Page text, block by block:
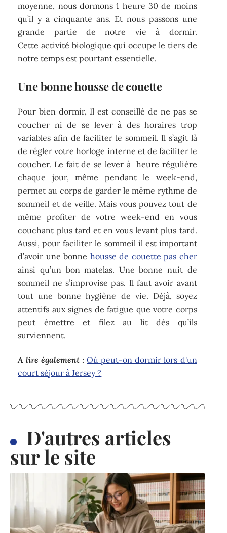
moyenne, nous dormons 1 heure 30 de moins
qu’il y a cinquante ans. Et nous passons une
grande partie de notre vie à dormir.
Cette activité biologique qui occupe le tiers de
notre temps est pourtant essentielle.
Une bonne housse de couette
Pour bien dormir, Il est conseillé de ne pas se
coucher ni de se lever à des horaires trop
variables afin de faciliter le sommeil. Il s’agit là
de régler votre horloge interne et de faciliter le
coucher. Le fait de se lever à heure régulière
chaque jour, même pendant le week-end,
permet au corps de garder le même rythme de
sommeil et de veille. Mais vous pouvez tout de
même profiter de votre week-end en vous
couchant plus tard et en vous levant plus tard.
Aussi, pour faciliter le sommeil il est important
d’avoir une bonne housse de couette pas cher
ainsi qu’un bon matelas. Une bonne nuit de
sommeil ne s’improvise pas. Il faut avoir avant
tout une bonne hygiène de vie. Déjà, soyez
attentifs aux signes de fatigue que votre corps
peut émettre et filez au lit dès qu’ils
surviennent.
A lire également : Où peut-on dormir lors d'un
court séjour à Jersey ?
D'autres articles
sur le site